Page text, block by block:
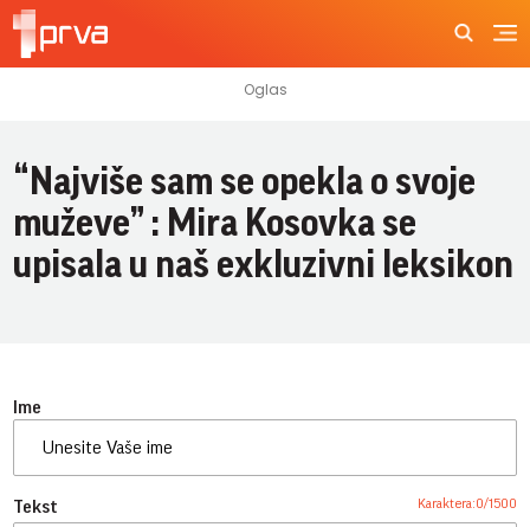
“Najviše sam se opekla o svoje
muževe” : Mira Kosovka se
upisala u naš exkluzivni leksikon
Ime
Tekst Karaktera:0/1500